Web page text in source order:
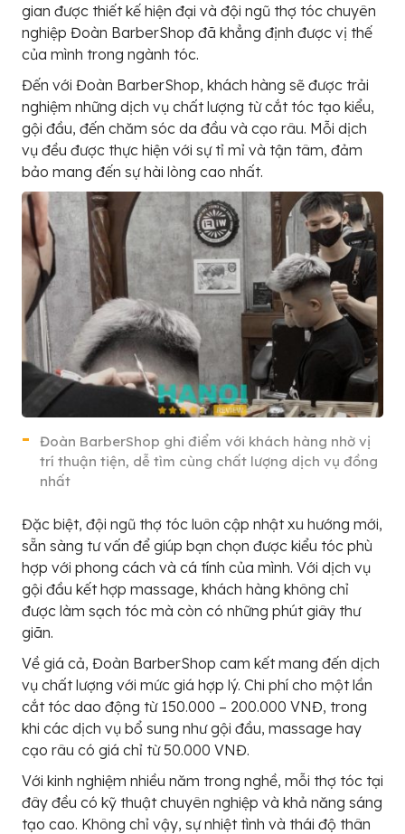
gian được thiết kế hiện đại và đội ngũ thợ tóc chuyên
nghiệp Đoàn BarberShop đã khẳng định được vị thế
của mình trong ngành tóc.
Đến với Đoàn BarberShop, khách hàng sẽ được trải
nghiệm những dịch vụ chất lượng từ cắt tóc tạo kiểu,
gội đầu, đến chăm sóc da đầu và cạo râu. Mỗi dịch
vụ đều được thực hiện với sự tỉ mỉ và tận tâm, đảm
bảo mang đến sự hài lòng cao nhất.
Đoàn BarberShop ghi điểm với khách hàng nhờ vị
trí thuận tiện, dễ tìm cùng chất lượng dịch vụ đồng
nhất
Đặc biệt, đội ngũ thợ tóc luôn cập nhật xu hướng mới,
sẵn sàng tư vấn để giúp bạn chọn được kiểu tóc phù
hợp với phong cách và cá tính của mình. Với dịch vụ
gội đầu kết hợp massage, khách hàng không chỉ
được làm sạch tóc mà còn có những phút giây thư
giãn.
Về giá cả, Đoàn BarberShop cam kết mang đến dịch
vụ chất lượng với mức giá hợp lý. Chi phí cho một lần
cắt tóc dao động từ 150.000 – 200.000 VNĐ, trong
khi các dịch vụ bổ sung như gội đầu, massage hay
cạo râu có giá chỉ từ 50.000 VNĐ.
Với kinh nghiệm nhiều năm trong nghề, mỗi thợ tóc tại
đây đều có kỹ thuật chuyên nghiệp và khả năng sáng
tạo cao. Không chỉ vậy, sự nhiệt tình và thái độ thân